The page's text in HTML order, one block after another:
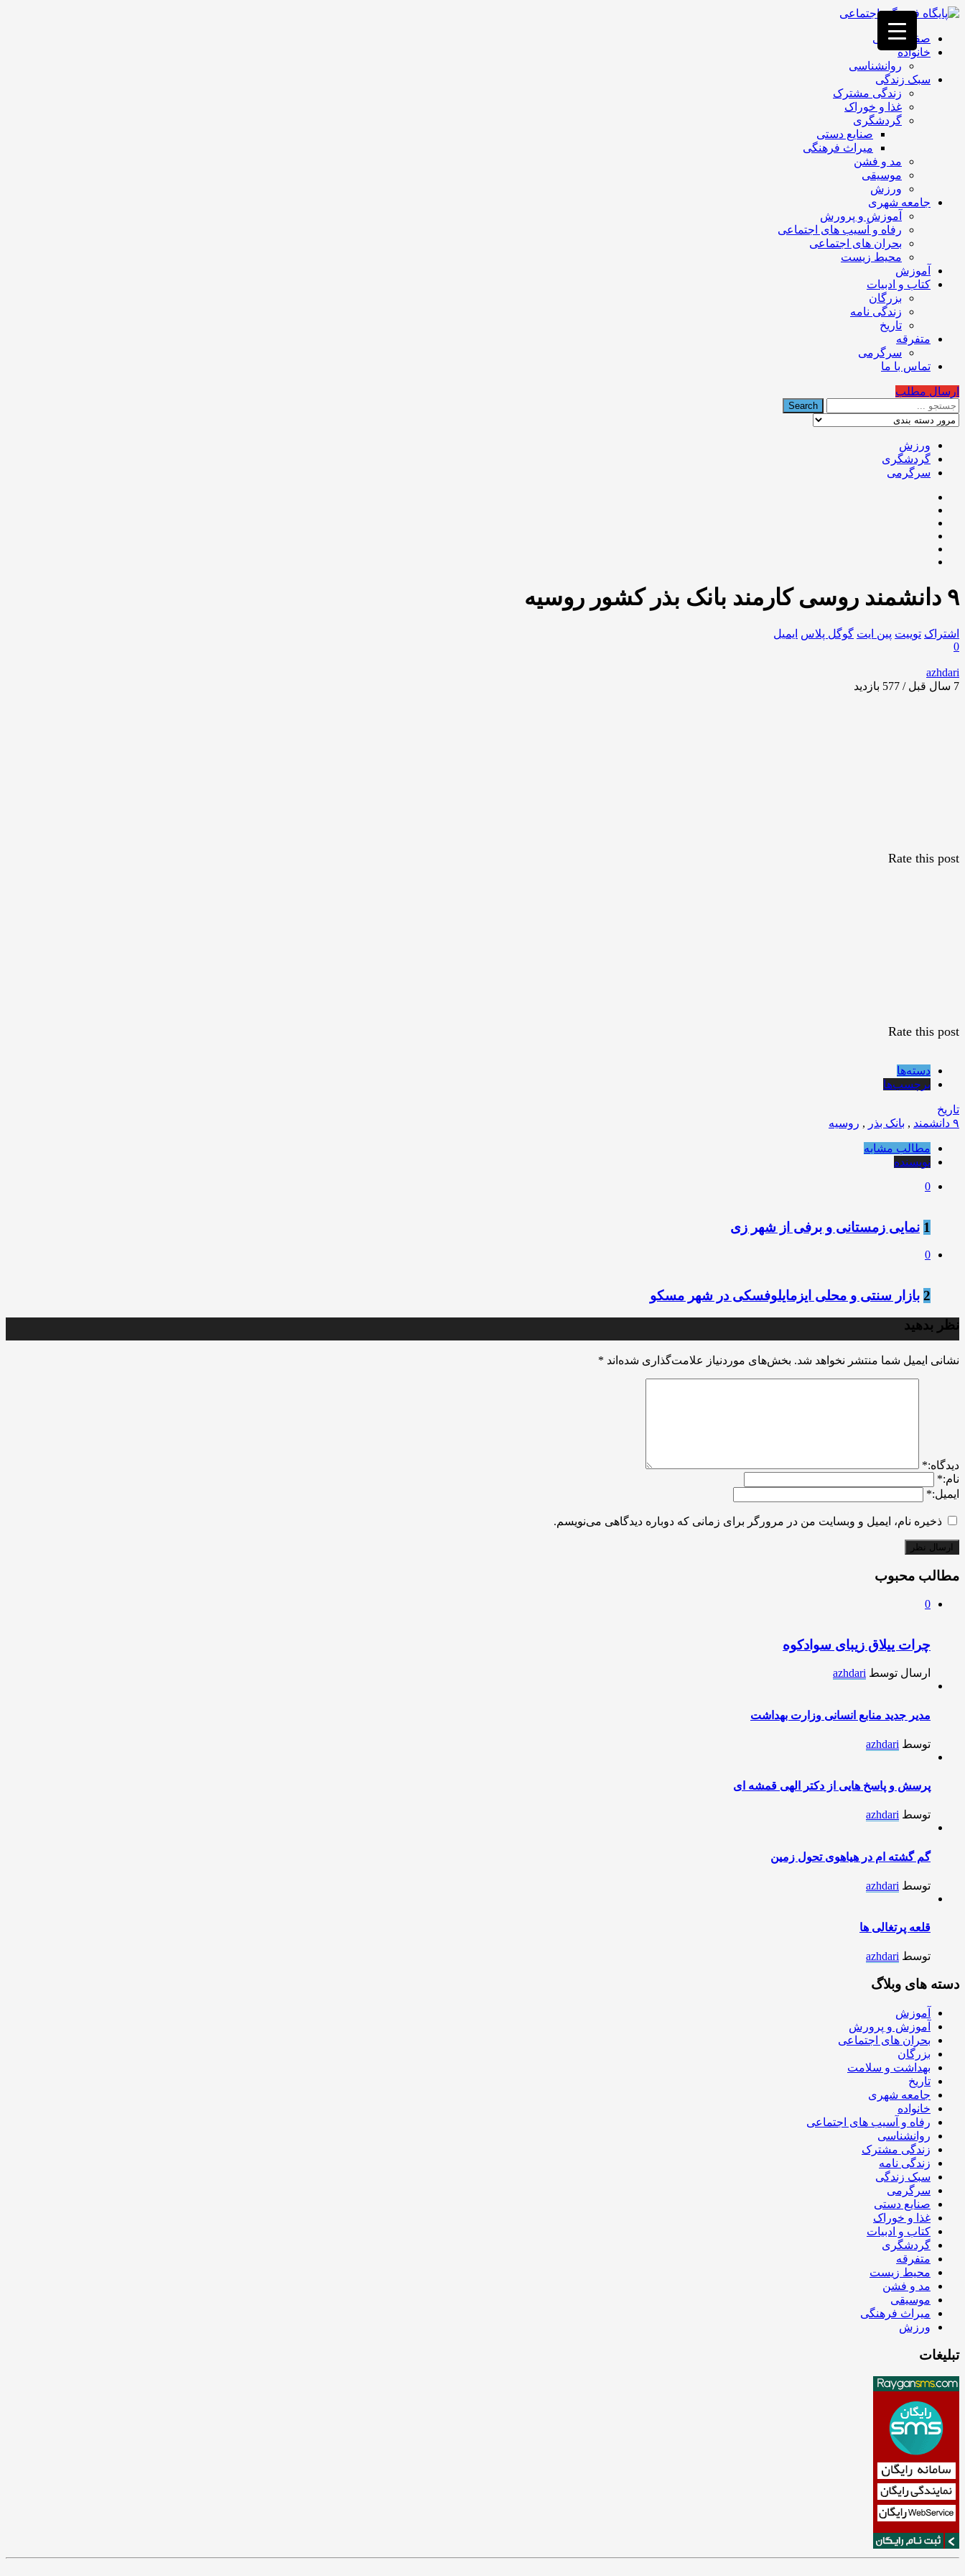
فصد
غرب
تهران
خشکشویی
تصفیه
تهران
صفحه اصلی
خانواده
روانشناسی
سبک زندگی
زندگی مشترک
غذا و خوراک
گردشگری
صنایع دستی
میراث فرهنگی
مد و فشن
موسیقی
ورزش
جامعه شهری
آموزش و پرورش
رفاه و آسیب های اجتماعی
بحران های اجتماعی
محیط زیست
آموزش
کتاب و ادبیات
بزرگان
زندگی نامه
تاریخ
متفرقه
سرگرمی
تماس با ما
ارسال مطلب
ورزش
گردشگری
سرگرمی
۹ دانشمند روسی کارمند بانک بذر کشور روسیه
اشتراک توییت پین ایت گوگل‌ پلاس ایمیل
0
azhdari
7 سال قبل / 577
بازدید
Rate this post
Rate this post
دسته‌ها
برچسب‌ها
تاریخ
۹ دانشمند
, بانک بذر , روسیه
مطالب مشابه
نویسنده
0
1 نمایی زمستانی و برفی از شهر زی
0
2 بازار سنتی و محلی ایزمایلوفسکی در شهر مسکو
نظر بدهید
نشانی ایمیل شما منتشر نخواهد شد. بخش‌های موردنیاز علامت‌گذاری شده‌اند *
ديدگاه:*
نام:*
ایمیل:*
ذخیره نام، ایمیل و وبسایت من در مرورگر برای زمانی که دوباره دیدگاهی می‌نویسم.
مطالب محبوب
0
چرات ییلاق زیبای سوادکوه
ارسال توسط azhdari
مدیر جدید منابع انسانی وزارت بهداشت
توسط azhdari
پرسش و پاسخ هایی از دکتر الهی قمشه ای
توسط azhdari
گم گشته ام در هیاهوی تحول زمین
توسط azhdari
قلعه پرتغالی ها
توسط azhdari
دسته های وبلاگ
آموزش
آموزش و پرورش
بحران های اجتماعی
بزرگان
بهداشت و سلامت
تاریخ
جامعه شهری
خانواده
رفاه و آسیب های اجتماعی
روانشناسی
زندگی مشترک
زندگی نامه
سبک زندگی
سرگرمی
صنایع دستی
غذا و خوراک
کتاب و ادبیات
گردشگری
متفرقه
محیط زیست
مد و فشن
موسیقی
میراث فرهنگی
ورزش
تبلیغات